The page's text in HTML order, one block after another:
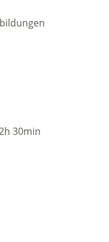
30min